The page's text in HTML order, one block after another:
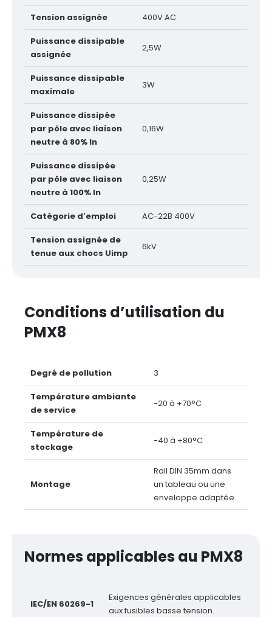
Tension assignée 400V AC
Puissance dissipable
assignée
2,5W
Puissance dissipable
maximale
3W
Puissance dissipée
par pôle avec liaison
neutre à 80% In
0,16W
Puissance dissipée
par pôle avec liaison
neutre à 100% In
0,25W
Catégorie d’emploi AC-22B 400V
Tension assignée de
tenue aux chocs Uimp
6kV
Conditions d’utilisation du
PMX8
Degré de pollution 3
Température ambiante
de service
−20 à +70°C
Température de
stockage
−40 à +80°C
Montage
Rail DIN 35mm dans
un tableau ou une
enveloppe adaptée.
Normes applicables au PMX8
IEC/EN 60269-1
Exigences générales applicables
aux fusibles basse tension.